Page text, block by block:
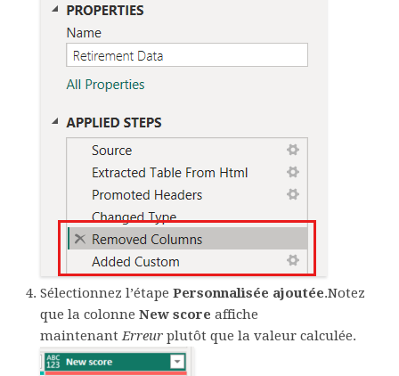
Sélectionnez l’étape Personnalisée ajoutée.Notez
que la colonne New score affiche
maintenantErreur plutôt que la valeur calculée.